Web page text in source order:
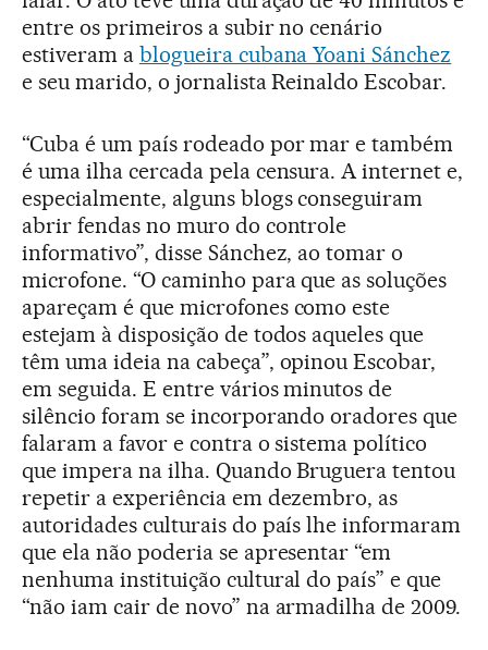
entre os primeiros a subir no cenário
estiveram a blogueira cubana Yoani Sánchez
e seu marido, o jornalista Reinaldo Escobar.
“Cuba é um país rodeado por mar e também
é uma ilha cercada pela censura. A internet e,
especialmente, alguns blogs conseguiram
abrir fendas no muro do controle
informativo”, disse Sánchez, ao tomar o
microfone. “O caminho para que as soluções
apareçam é que microfones como este
estejam à disposição de todos aqueles que
têm uma ideia na cabeça”, opinou Escobar,
em seguida. E entre vários minutos de
silêncio foram se incorporando oradores que
falaram a favor e contra o sistema político
que impera na ilha. Quando Bruguera tentou
repetir a experiência em dezembro, as
autoridades culturais do país lhe informaram
que ela não poderia se apresentar “em
nenhuma instituição cultural do país” e que
“não iam cair de novo” na armadilha de 2009.